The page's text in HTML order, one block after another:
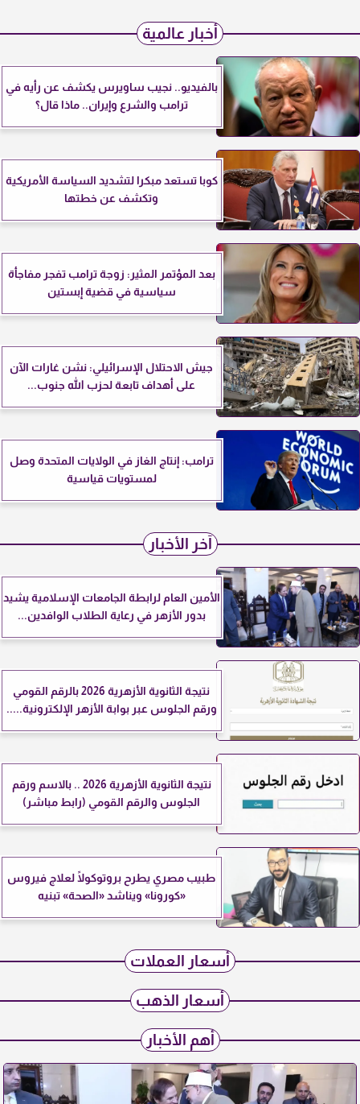
أخبار عالمية
بالفيديو.. نجيب ساويرس يكشف عن رأيه في
ترامب والشرع وإيران.. ماذا قال؟
كوبا تستعد مبكرا لتشديد السياسة الأمريكية
وتكشف عن خطتها
بعد المؤتمر المثير: زوجة ترامب تفجر مفاجأة
سياسية في قضية إبستين
جيش الاحتلال الإسرائيلي: نشن غارات الآن
على أهداف تابعة لحزب الله جنوب...
ترامب: إنتاج الغاز في الولايات المتحدة وصل
لمستويات قياسية
آخر الأخبار
الأمين العام لرابطة الجامعات الإسلامية يشيد
بدور الأزهر في رعاية الطلاب الوافدين...
نتيجة الثانوية الأزهرية 2026 بالرقم القومي
ورقم الجلوس عبر بوابة الأزهر الإلكترونية.....
نتيجة الثانوية الأزهرية 2026 .. بالاسم ورقم
الجلوس والرقم القومي (رابط مباشر)
طبيب مصري يطرح بروتوكولًا لعلاج فيروس
«كورونا» ويناشد «الصحة» تبنيه
أسعار العملات
أسعار الذهب
أهم الأخبار